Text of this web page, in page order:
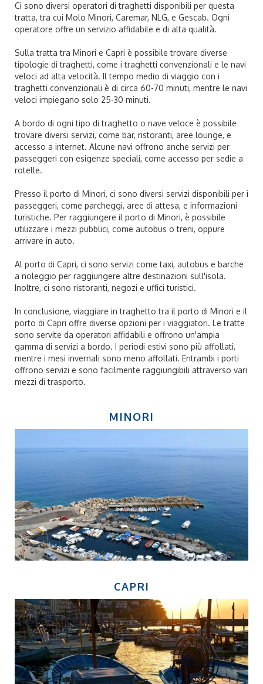
Ci sono diversi operatori di traghetti disponibili per questa
tratta, tra cui Molo Minori, Caremar, NLG, e Gescab. Ogni
operatore offre un servizio affidabile e di alta qualità.
Sulla tratta tra Minori e Capri è possibile trovare diverse
tipologie di traghetti, come i traghetti convenzionali e le navi
veloci ad alta velocità. Il tempo medio di viaggio con i
traghetti convenzionali è di circa 60-70 minuti, mentre le navi
veloci impiegano solo 25-30 minuti.
A bordo di ogni tipo di traghetto o nave veloce è possibile
trovare diversi servizi, come bar, ristoranti, aree lounge, e
accesso a internet. Alcune navi offrono anche servizi per
passeggeri con esigenze speciali, come accesso per sedie a
rotelle.
Presso il porto di Minori, ci sono diversi servizi disponibili per i
passeggeri, come parcheggi, aree di attesa, e informazioni
turistiche. Per raggiungere il porto di Minori, è possibile
utilizzare i mezzi pubblici, come autobus o treni, oppure
arrivare in auto.
Al porto di Capri, ci sono servizi come taxi, autobus e barche
a noleggio per raggiungere altre destinazioni sull'isola.
Inoltre, ci sono ristoranti, negozi e uffici turistici.
In conclusione, viaggiare in traghetto tra il porto di Minori e il
porto di Capri offre diverse opzioni per i viaggiatori. Le tratte
sono servite da operatori affidabili e offrono un'ampia
gamma di servizi a bordo. I periodi estivi sono più affollati,
mentre i mesi invernali sono meno affollati. Entrambi i porti
offrono servizi e sono facilmente raggiungibili attraverso vari
mezzi di trasporto.
MINORI
CAPRI